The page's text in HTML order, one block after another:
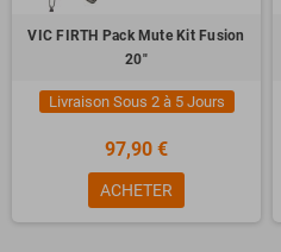
VIC FIRTH Pack Mute Kit Fusion
20"
Livraison Sous 2 à 5 Jours
97,90 €
ACHETER